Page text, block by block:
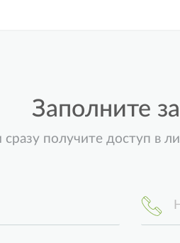
Заполните
сразу получите доступ в